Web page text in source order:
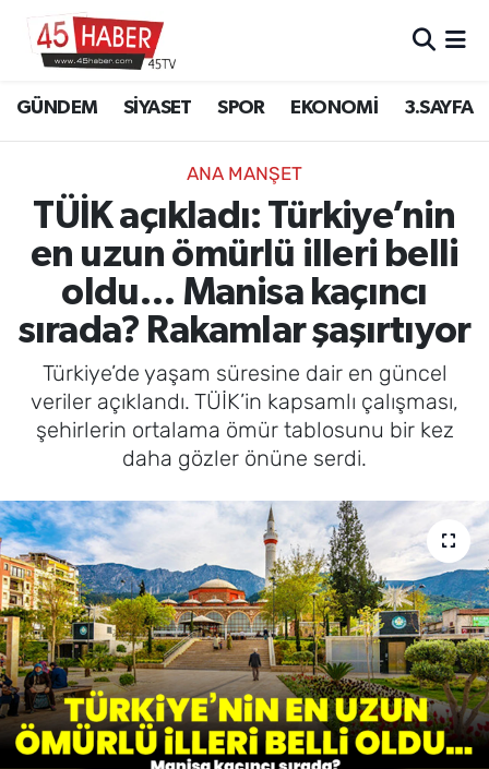
GÜNDEM SİYASET SPOR EKONOMİ 3.SAYFA
ANA MANŞET
TÜİK açıkladı: Türkiye’nin
en uzun ömürlü illeri belli
oldu… Manisa kaçıncı
sırada? Rakamlar şaşırtıyor
Türkiye’de yaşam süresine dair en güncel
veriler açıklandı. TÜİK’in kapsamlı çalışması,
şehirlerin ortalama ömür tablosunu bir kez
daha gözler önüne serdi.
SİYASET
SPOR
EKONOMİ
3.SAYFA
EĞİTİM
SAĞLIK
YAŞAM
MAGAZİN
Manisa Hava Durumu
Manisa Namaz Vakitleri
Manisa Trafik Yoğunluk Haritası
Süper Lig Puan Durumu ve Fikstür
Tüm Manşetler
Son Dakika Haberleri
Haber Arşivi